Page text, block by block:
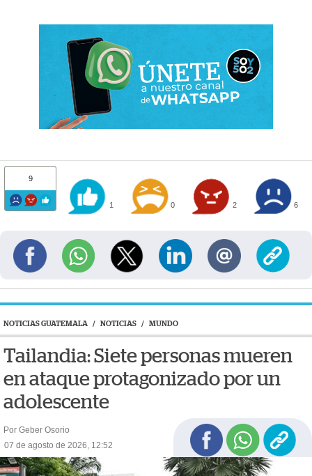
9
1 0 2 6
NOTICIAS GUATEMALA / NOTICIAS / MUNDO
Tailandia: Siete personas mueren
en ataque protagonizado por un
adolescente
Por Geber Osorio
07 de agosto de 2026, 12:52